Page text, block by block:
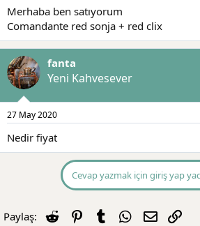
Merhaba ben satıyorum
Comandante red sonja + red clix
fanta
Yeni Kahvesever
27 May 2020
Nedir fiyat
Cevap yazmak için giriş yap
Paylaş: Reddit PinterestTumblrWhatsApp
E-posta